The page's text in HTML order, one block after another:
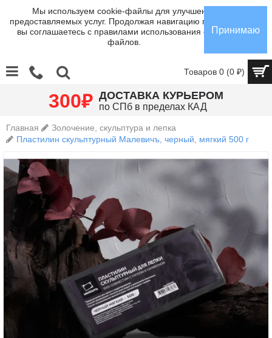
Мы используем cookie-файлы для улучшения
предоставляемых услуг. Продолжая навигацию по сайту,
вы соглашаетесь с правилами использования cookie-
файлов.
Принимаю
Товаров 0 (0 ₽)
300₽ ДОСТАВКА КУРЬЕРОМ
по СПб в пределах КАД
Главная
Золочение, скульптура и лепка
Пластилин скульптурный Малевичъ, черный, мягкий 500 г